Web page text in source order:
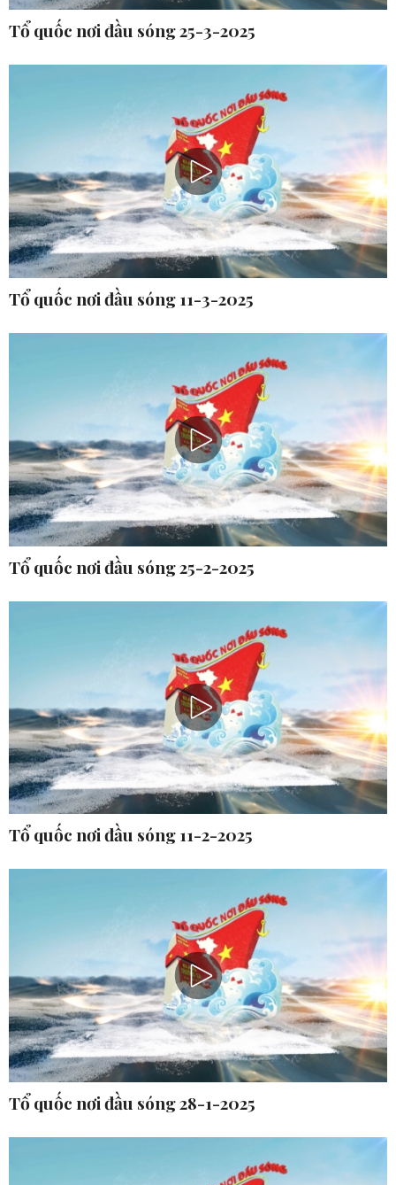
Tổ quốc nơi đầu sóng 25-3-2025
Tổ quốc nơi đầu sóng 11-3-2025
Tổ quốc nơi đầu sóng 25-2-2025
Tổ quốc nơi đầu sóng 11-2-2025
Tổ quốc nơi đầu sóng 28-1-2025